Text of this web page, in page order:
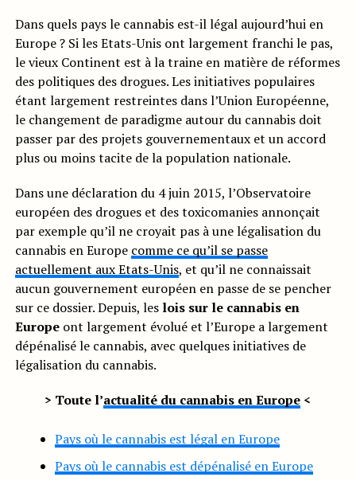
Dans quels pays le cannabis est-il légal aujourd’hui en
Europe ? Si les Etats-Unis ont largement franchi le pas,
le vieux Continent est à la traine en matière de réformes
des politiques des drogues. Les initiatives populaires
étant largement restreintes dans l’Union Européenne,
le changement de paradigme autour du cannabis doit
passer par des projets gouvernementaux et un accord
plus ou moins tacite de la population nationale.
Dans une déclaration du 4 juin 2015, l’Observatoire
européen des drogues et des toxicomanies annonçait
par exemple qu’il ne croyait pas à une légalisation du
cannabis en Europe comme ce qu’il se passe
actuellement aux Etats-Unis, et qu’il ne connaissait
aucun gouvernement européen en passe de se pencher
sur ce dossier. Depuis, leslois sur le cannabis en
Europeont largement évolué et l’Europe a largement
dépénalisé le cannabis, avec quelques initiatives de
légalisation du cannabis.
> Toute l’actualité du cannabis en Europe <
Pays où le cannabis est légal en Europe
Pays où le cannabis est dépénalisé en Europe